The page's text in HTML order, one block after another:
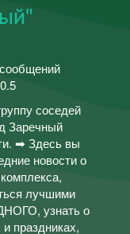
соседей
Заречный
➡ Здесь вы
новости о
лучшими
узнать о
праздниках,